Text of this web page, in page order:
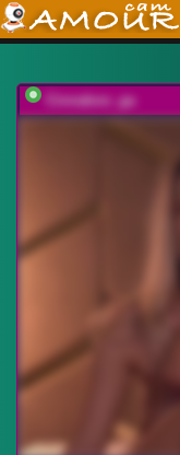
Cinnabon_ga